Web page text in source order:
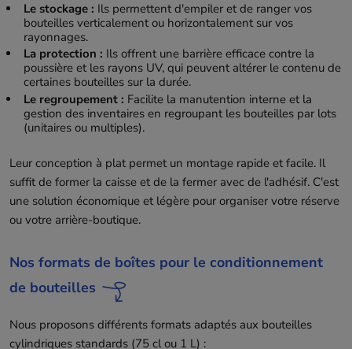
Le stockage : Ils permettent d'empiler et de ranger vos
bouteilles verticalement ou horizontalement sur vos
rayonnages.
La protection : Ils offrent une barrière efficace contre la
poussière et les rayons UV, qui peuvent altérer le contenu de
certaines bouteilles sur la durée.
Le regroupement : Facilite la manutention interne et la
gestion des inventaires en regroupant les bouteilles par lots
(unitaires ou multiples).
Leur conception à plat permet un montage rapide et facile. Il
suffit de former la caisse et de la fermer avec de l'adhésif. C'est
une solution économique et légère pour organiser votre réserve
ou votre arrière-boutique.
Nos formats de boîtes pour le conditionnement
de bouteilles
Nous proposons différents formats adaptés aux bouteilles
cylindriques standards (75 cl ou 1 L) :